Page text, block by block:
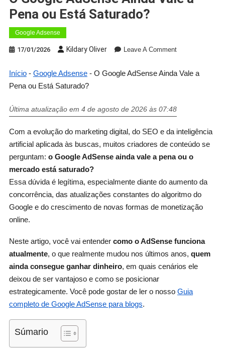
Pena ou Está Saturado?
Google Adsense
17/01/2026 Kildary Oliver Leave A Comment
Início- Google Adsense- O Google AdSense Ainda Vale a
Pena ou Está Saturado?
Última atualização em 4 de agosto de 2026 às 07:48
Com a evolução do marketing digital, do SEO e da inteligência
artificial aplicada às buscas, muitos criadores de conteúdo se
perguntam: o Google AdSense ainda vale a pena ou o
mercado está saturado?
Essa dúvida é legítima, especialmente diante do aumento da
concorrência, das atualizações constantes do algoritmo do
Google e do crescimento de novas formas de monetização
online.
Neste artigo, você vai entender como o AdSense funciona
atualmente, o que realmente mudou nos últimos anos, quem
ainda consegue ganhar dinheiro, em quais cenários ele
deixou de ser vantajoso e como se posicionar
estrategicamente. Você pode gostar de ler o nosso Guia
completo de Google AdSense para blogs.
Súmario